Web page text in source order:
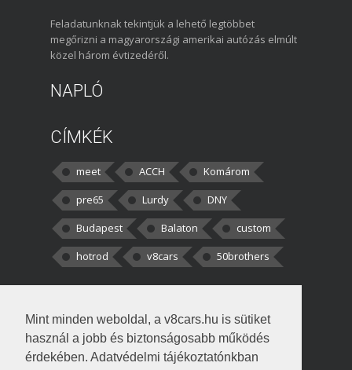
Mint minden weboldal, a v8cars.hu is sütiket
használ a jobb és biztonságosabb működés
érdekében. Adatvédelmi tájékoztatónkban
Feladatunknak tekintjük a lehető legtöbbet
megőrizni a magyarországi amerikai autózás elmúlt
közel három évtizedéről.
NAPLÓ
CÍMKÉK
meet ACCH
Komárom
pre65
Lurdy
DNY
Budapest
Balaton
custom
hotrod
v8cars 50brothers
kortisz:Elszúrtam! Én csak két
darabbaal számoltam. Nem tudtam, hogy fél autót,